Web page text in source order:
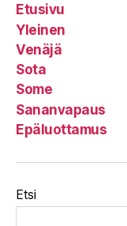
Etusivu
Yleinen
Venäjä
Sota
Some
Sananvapaus
Epäluottamus
Etsi